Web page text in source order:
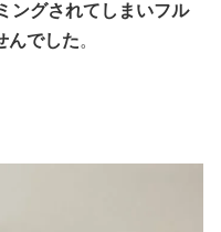
ングされてしまいフル
んでした。